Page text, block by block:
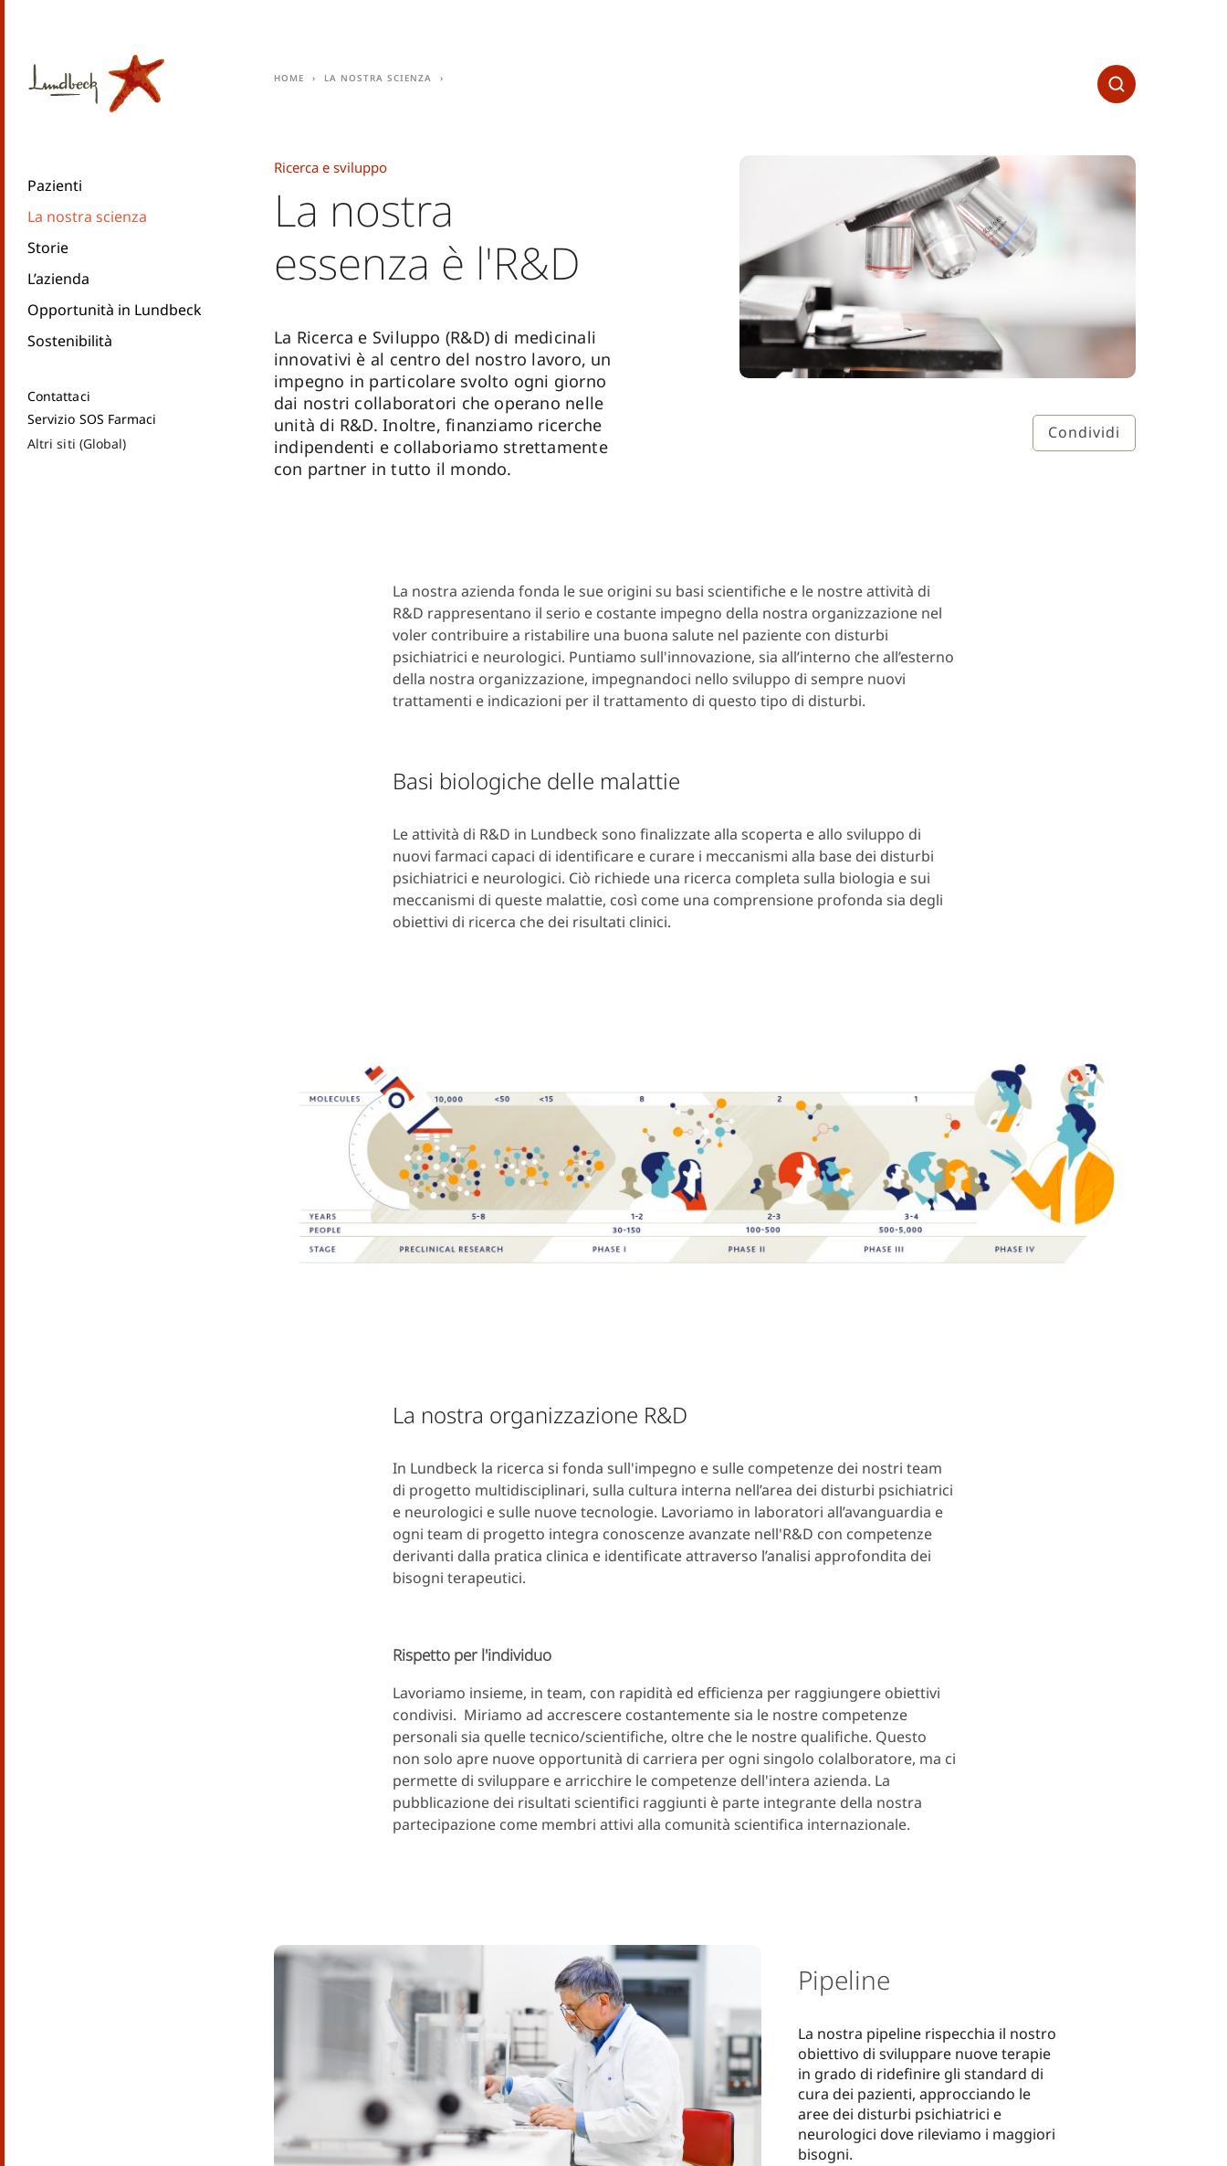
Pazienti
La nostra scienza
Storie
L’azienda
Opportunità in Lundbeck
Sostenibilità
Contattaci
Servizio SOS Farmaci
Altri siti (Global)
Home La nostra scienza
Condividi
Ricerca e sviluppo
La nostra
essenza è l'R&D
La Ricerca e Sviluppo (R&D) di medicinali
innovativi è al centro del nostro lavoro, un
impegno in particolare svolto ogni giorno
dai nostri collaboratori che operano nelle
unità di R&D. Inoltre, finanziamo ricerche
indipendenti e collaboriamo strettamente
con partner in tutto il mondo.
La nostra azienda fonda le sue origini su basi scientifiche e le nostre attività di
R&D rappresentano il serio e costante impegno della nostra organizzazione nel
voler contribuire a ristabilire una buona salute nel paziente con disturbi
psichiatrici e neurologici. Puntiamo sull'innovazione, sia all’interno che all’esterno
della nostra organizzazione, impegnandoci nello sviluppo di sempre nuovi
trattamenti e indicazioni per il trattamento di questo tipo di disturbi.
Basi biologiche delle malattie
Le attività di R&D in Lundbeck sono finalizzate alla scoperta e allo sviluppo di
nuovi farmaci capaci di identificare e curare i meccanismi alla base dei disturbi
psichiatrici e neurologici. Ciò richiede una ricerca completa sulla biologia e sui
meccanismi di queste malattie, così come una comprensione profonda sia degli
obiettivi di ricerca che dei risultati clinici.
La nostra organizzazione R&D
In Lundbeck la ricerca si fonda sull'impegno e sulle competenze dei nostri team
di progetto multidisciplinari, sulla cultura interna nell’area dei disturbi psichiatrici
e neurologici e sulle nuove tecnologie. Lavoriamo in laboratori all’avanguardia e
ogni team di progetto integra conoscenze avanzate nell'R&D con competenze
derivanti dalla pratica clinica e identificate attraverso l’analisi approfondita dei
bisogni terapeutici.
Rispetto per l'individuo
Lavoriamo insieme, in team, con rapidità ed efficienza per raggiungere obiettivi
condivisi. Miriamo ad accrescere costantemente sia le nostre competenze
personali sia quelle tecnico/scientifiche, oltre che le nostre qualifiche. Questo
non solo apre nuove opportunità di carriera per ogni singolo colalboratore, ma ci
permette di sviluppare e arricchire le competenze dell'intera azienda. La
pubblicazione dei risultati scientifici raggiunti è parte integrante della nostra
partecipazione come membri attivi alla comunità scientifica internazionale.
Pipeline
La nostra pipeline rispecchia il nostro
obiettivo di sviluppare nuove terapie
in grado di ridefinire gli standard di
cura dei pazienti, approcciando le
aree dei disturbi psichiatrici e
neurologici dove rileviamo i maggiori
bisogni.